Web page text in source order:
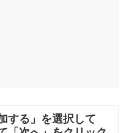
する」を選択して